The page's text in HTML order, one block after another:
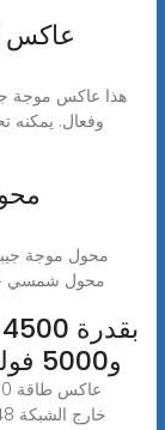
عاكس
محول موجة
محول شمسي خارجي 48 فولت 60 فولت
و5000 فولت أمبير و220 فولت و48 فولت